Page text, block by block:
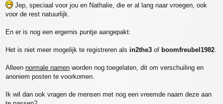
s
t
Jep, speciaal voor jou en Nathalie, die er al lang naar vroegen, ook
voor de rest natuurlijk.
En er is nog een ergernis puntje aangepakt:
Het is niet meer mogelijk te registreren als in2the3 of boomfreubel1982
Alleen normale namen worden nog toegelaten, dit om verschuiling en
anoniem posten te voorkomen.
Ik wil dan ook vragen de mensen met nog een vreemde naam deze aan